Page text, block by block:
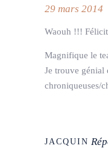
29 mars 2014
Waouh !!!
Magnifique le
Je trouve génial
chroniqueuses/
JACQUIN